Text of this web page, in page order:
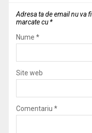
Adresa ta de email nu va
marcate cu *
Nume *
Site web
Comentariu *